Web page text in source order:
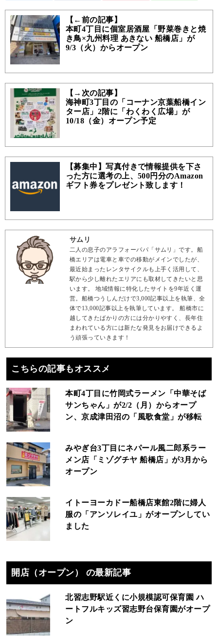
【←前の記事】
本町4丁目に個室居酒屋「野菜巻きと焼
き鳥×九州料理 あきない 船橋店」が
9/3（火）からオープン
【→次の記事】
海神町3丁目の「コーナン京葉船橋イン
ター店」2階に「わくわく広場」が
10/18（金）オープン予定
【募集中】写真付きで情報提供を下さ
った方に選考の上、500円分のAmazon
ギフト券をプレゼント致します！
サムリ
二人の息子のアラフォーパパ「サムリ」です。船
橋エリアは電車と車での移動がメインでしたが、
最近始まったレンタサイクルも上手く活用して、
駅から少し離れたエリアにも取材してきたいと思
います。 地域情報に特化したサイトを9年近く運
営。船橋つうしんだけで3,000記事以上を執筆、全
体で13,000記事以上を執筆しています。 船橋市に
越してきたばかりの方には分かりやすく、長年住
まわれている方には新たな発見をお届けできるよ
う頑張っていきます！
こちらの記事もオススメ
本町4丁目に竹岡式ラーメン「中華そば
サンちゃん」が2/2（月）からオープ
ン、京成津田沼の「風歌食堂」が移転
みやぎ台3丁目にネパール風二郎系ラー
メン店「ミゾグチヤ 船橋店」が3月から
オープン
イトーヨーカドー船橋店東館2階に婦人
服の「アンソレイユ」がオープンしてい
ました
開店（オープン） の最新記事
北習志野駅近くに小規模認可保育園 ハ
ートフルキッズ習志野台保育園がオープ
ン